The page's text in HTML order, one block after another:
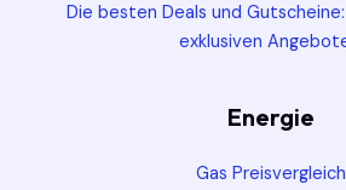
Die besten Deals und
exklusiven
Energie
Gas Preisvergleich